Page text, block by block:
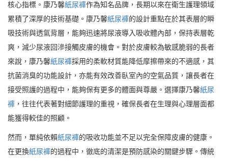
核心指標。康乃馨紙尿褲作為知名品牌，長期以來在衛生護理領域
累積了深厚的技術基礎。康乃馨紙尿褲的設計重點在於其表層的瞬
吸技術與透氣背層，能夠迅速將尿液導入吸收體內部，保持表層乾
爽，減少尿液回滲接觸皮膚的機會。對於皮膚較為敏感脆弱的長者
來說，康乃馨紙尿褲採用的柔軟材質能降低摩擦帶來的不適感，其
抗菌消臭的功能設計，亦能有效改善臥室內的空氣品質，讓長者在
接受照護的過程中，能夠保有更多的體面與尊嚴。選擇康乃馨紙尿
褲 ，往往代表著對細節護理的重視，確保長者在生理與心理層面都
能獲得較佳的照顧。
然而，單純依賴紙尿褲的吸收功能並不足以完全保障皮膚的健康。
在更換紙尿褲的過程中，徹底的清潔是預防感染的關鍵步驟。傳統